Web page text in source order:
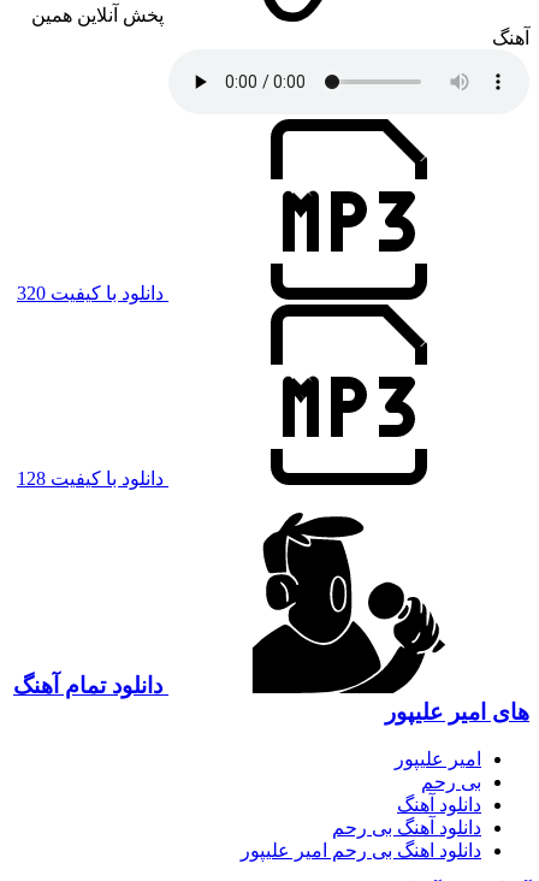
پخش آنلاین همین
آهنگ
دانلود با کیفیت 320
دانلود با کیفیت 128
دانلود تمام آهنگ
های امیر علیپور
امیر علیپور
بی رحم
دانلود آهنگ
دانلود آهنگ بی رحم
دانلود اهنگ بی رحم امیر علیپور